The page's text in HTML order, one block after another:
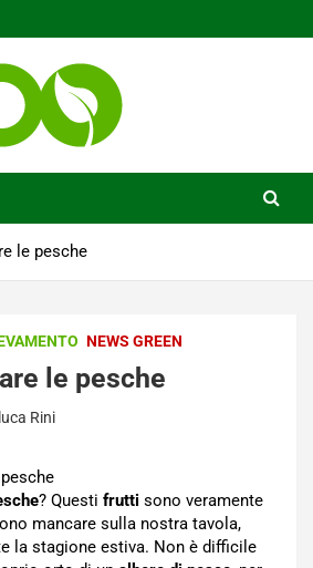
le pesche
NEWS GREEN
le pesche
Rini
? Questi frutti sono veramente
mancare sulla nostra tavola,
la stagione estiva. Non è difficile